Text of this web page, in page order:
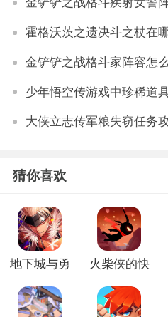
猜你喜欢
地下城与勇
正版
火柴侠的快
版